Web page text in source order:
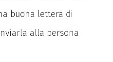
buona lettera di
alla persona